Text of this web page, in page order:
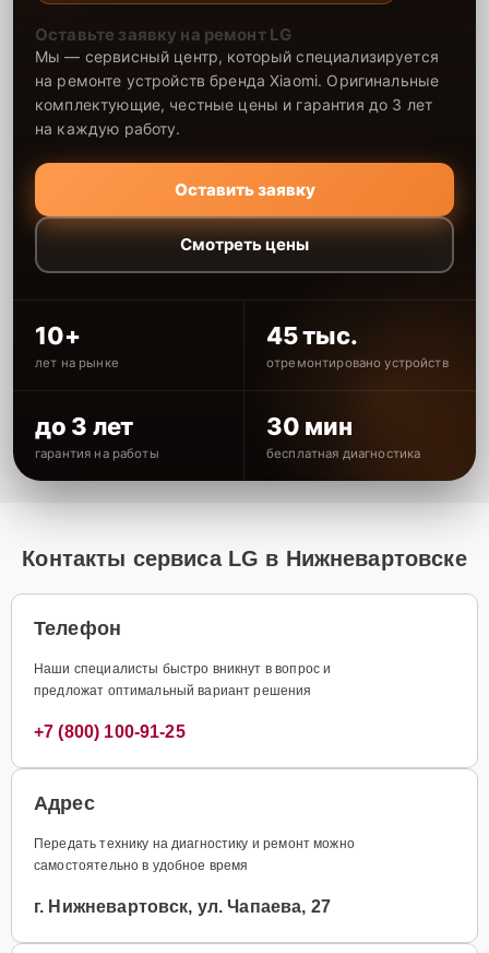
Оставьте заявку на ремонт LG
Мы — сервисный центр, который специализируется
на ремонте устройств бренда Xiaomi. Оригинальные
комплектующие, честные цены и гарантия до 3 лет
на каждую работу.
Оставить заявку
Смотреть цены
10+
лет на рынке
45 тыс.
отремонтировано устройств
до 3 лет
гарантия на работы
30 мин
бесплатная диагностика
Контакты сервиса LG в Нижневартовске
Телефон
Наши специалисты быстро вникнут в вопрос и
предложат оптимальный вариант решения
+7 (800) 100-91-25
Адрес
Передать технику на диагностику и ремонт можно
самостоятельно в удобное время
г. Нижневартовск, ул. Чапаева, 27